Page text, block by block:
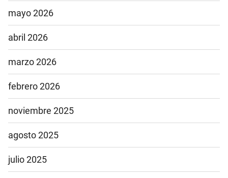
mayo 2026
abril 2026
marzo 2026
febrero 2026
noviembre 2025
agosto 2025
julio 2025